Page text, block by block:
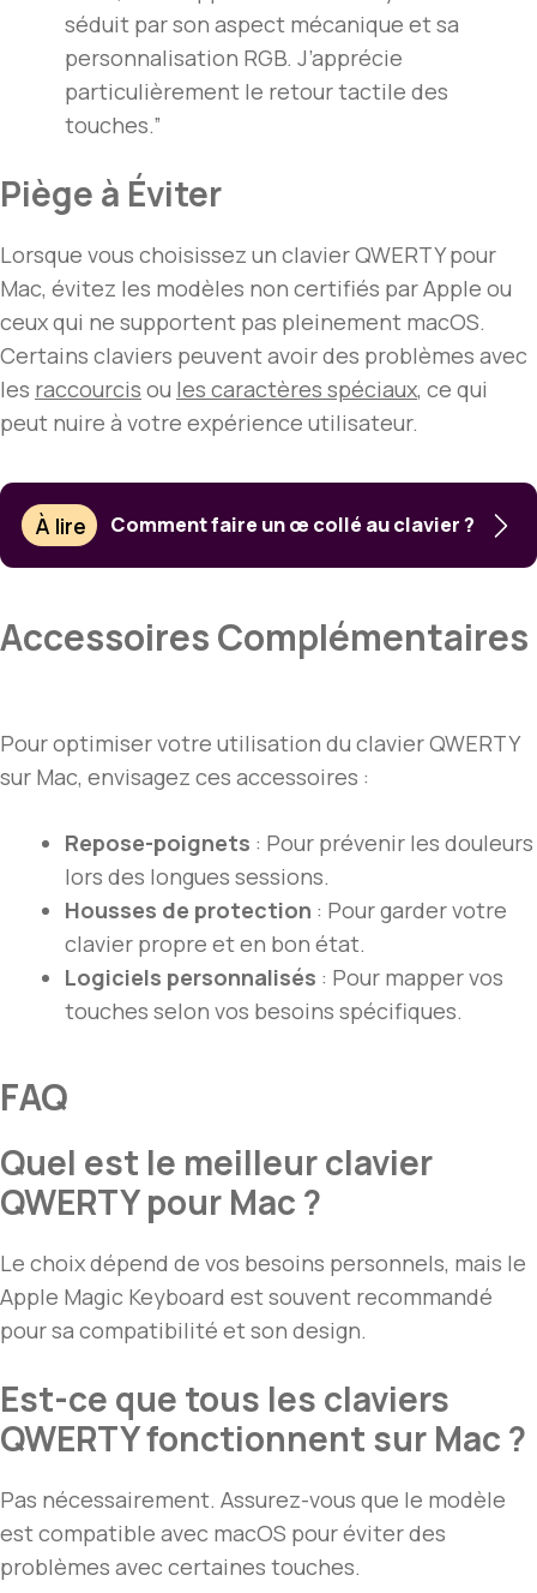
séduit par son aspect mécanique et sa
personnalisation RGB. J’apprécie
particulièrement le retour tactile des
touches.”
Piège à Éviter
Lorsque vous choisissez un clavier QWERTY pour
Mac, évitez les modèles non certifiés par Apple ou
ceux qui ne supportent pas pleinement macOS.
Certains claviers peuvent avoir des problèmes avec
les raccourcis ou les caractères spéciaux, ce qui
peut nuire à votre expérience utilisateur.
À lire Comment faire un œ collé au clavier ?
Accessoires Complémentaires
Pour optimiser votre utilisation du clavier QWERTY
sur Mac, envisagez ces accessoires :
Repose-poignets : Pour prévenir les douleurs
lors des longues sessions.
Housses de protection : Pour garder votre
clavier propre et en bon état.
Logiciels personnalisés : Pour mapper vos
touches selon vos besoins spécifiques.
FAQ
Quel est le meilleur clavier
QWERTY pour Mac ?
Le choix dépend de vos besoins personnels, mais le
Apple Magic Keyboard est souvent recommandé
pour sa compatibilité et son design.
Est-ce que tous les claviers
QWERTY fonctionnent sur Mac ?
Pas nécessairement. Assurez-vous que le modèle
est compatible avec macOS pour éviter des
problèmes avec certaines touches.